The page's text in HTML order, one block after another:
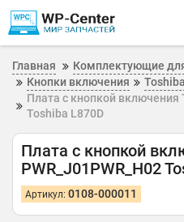
Главная
Комплектующие
Кнопки включения
Toshiba
Плата с кнопкой включения
Toshiba L870D
Плата с кнопкой
PWR_J01PWR_H02
Артикул: 0108-000011